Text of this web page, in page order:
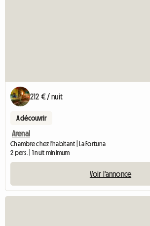
212 € / nuit
A découvrir
Arenal
Chambre chez l'habitant | La Fortuna
2 pers. | 1 nuit minimum
Voir l'annonce